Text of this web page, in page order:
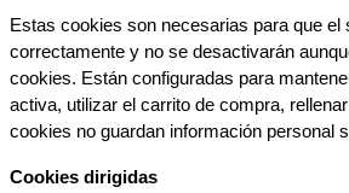
Estas cookies son necesarias para que el
correctamente y no se desactivarán
cookies. Están configuradas para
activa, utilizar el carrito de compra,
cookies no guardan información personal
Cookies dirigidas